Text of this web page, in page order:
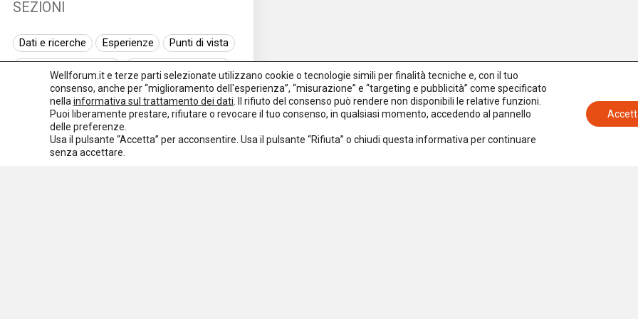
SEZIONI
Dati e ricerche Esperienze
Punti di vista
Normativa europea
Rassegna normativa
I seminari di Welforum
Eventi
Spazio ai promotori
Wellforum.it e terze parti selezionate utilizzano cookie o tecnologie simili per finalità tecniche e, con il tuo
consenso, anche per “miglioramento dell'esperienza”, “misurazione” e “targeting e pubblicità” come specificato
nella informativa sul trattamento dei dati . Il rifiuto del consenso può rendere non disponibili le relative funzioni.
Puoi liberamente prestare, rifiutare o revocare il tuo consenso, in qualsiasi momento, accedendo al pannello
delle preferenze.
Usa il pulsante “Accetta” per acconsentire. Usa il pulsante “Rifiuta” o chiudi questa informativa per continuare
senza accettare.